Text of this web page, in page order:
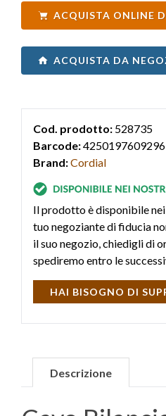
ACQUISTA ONLINE
ACQUISTA DA
Cod. prodotto: 528735
Barcode:4250197609296
Brand:Cordial
Il prodotto è disponibile
tuo negoziante di fiducia
il suo negozio, chiedigli di
spediremo entro le
HAI BISOGNO DI
Descrizione